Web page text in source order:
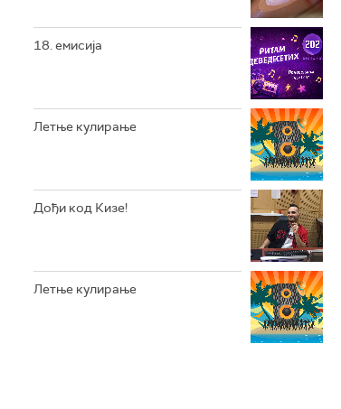
18. емисија
Летње кулирање
Дођи код Кизе!
Летње кулирање